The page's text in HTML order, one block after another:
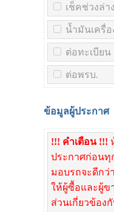
เช็คช่วงล่าง
น้ำมันเครื่อ
ต่อทะเบียน
ต่อพรบ.
ข้อมูลผู้ประกาศ
!!! คำเตือน !!!
ประกาศก่อนทุ
มอบรถจะดีกว่
ให้ผู้ซื้อและผู้ข
ส่วนเกี่ยวข้อง